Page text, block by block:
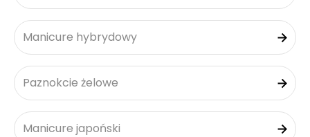
Manicure hybrydowy
Paznokcie żelowe
Manicure japoński